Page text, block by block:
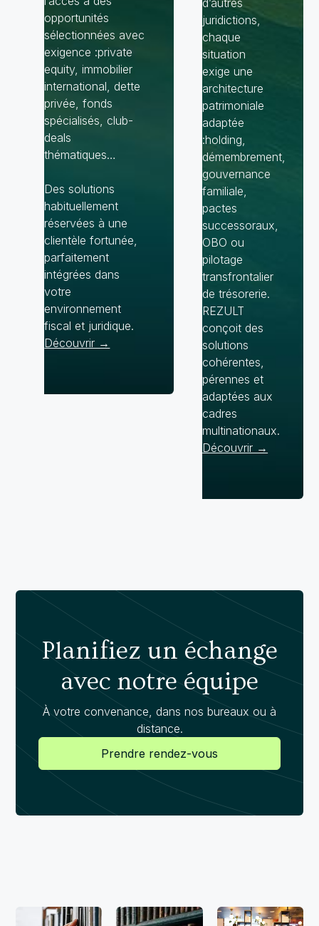
opportunités
sélectionnées avec
exigence :private
equity, immobilier
international, dette
privée, fonds
spécialisés, club-
deals
thématiques…
Des solutions
habituellement
réservées à une
clientèle fortunée,
parfaitement
intégrées dans
votre
environnement
fiscal et juridique.
Découvrir →
d’autres
juridictions,
chaque
situation
exige une
architecture
patrimoniale
adaptée
:holding,
démembrement,
gouvernance
familiale,
pactes
successoraux,
OBO ou
pilotage
transfrontalier
de trésorerie.
REZULT
conçoit des
solutions
cohérentes,
pérennes et
adaptées aux
cadres
multinationaux.
Découvrir →
Planifiez un échange
avec notre équipe
À votre convenance, dans nos bureaux ou à
distance.
Prendre rendez-vous